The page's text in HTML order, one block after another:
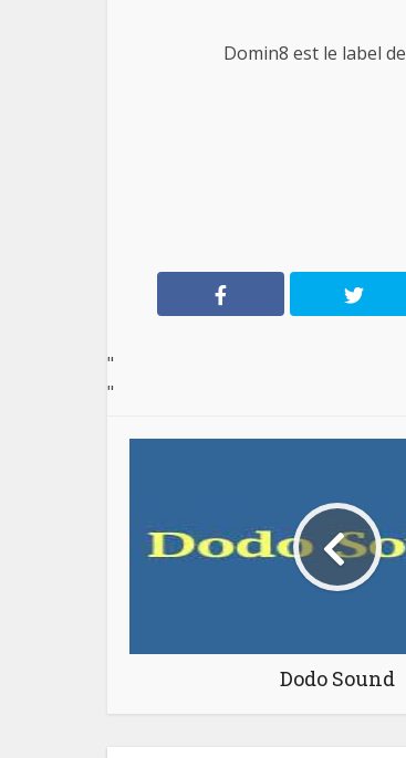
Domin8 est le label
"
"
Dodo Sound